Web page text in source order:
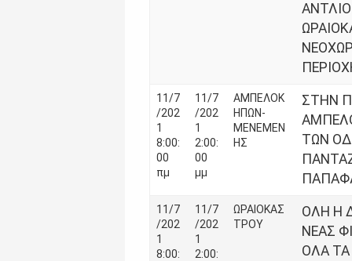
11/7
/202
1
8:00:
00
πμ
11/7
/202
1
2:00:
00
μμ
ΑΜΠΕΛΟΚ
ΗΠΩΝ-
ΜΕΝΕΜΕΝ
ΗΣ
ΣΤΗΝ
ΤΩΝ
11/7
/202
1
8:00:
11/7
/202
1
2:00:
ΩΡΑΙΟΚΑΣ
ΤΡΟΥ
ΟΛΗ Η
ΝΕΑΣ
ΟΛΑ ΤΑ